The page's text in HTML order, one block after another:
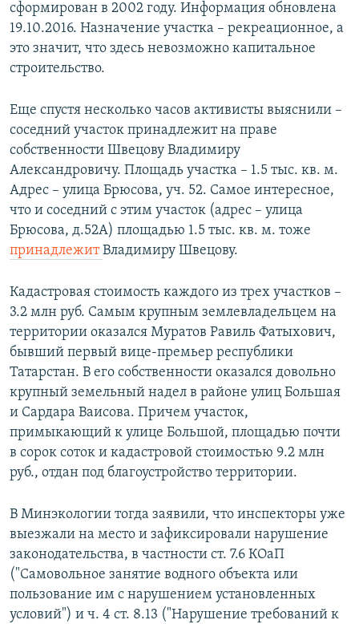
сформирован в 2002 году. Информация обновлена
19.10.2016. Назначение участка – рекреационное, а
это значит, что здесь невозможно капитальное
строительство.
Еще спустя несколько часов активисты выяснили –
соседний участок принадлежит на праве
собственности Швецову Владимиру
Александровичу. Площадь участка – 1.5 тыс. кв. м.
Адрес – улица Брюсова, уч. 52. Самое интересное,
что и соседний с этим участок (адрес – улица
Брюсова, д.52А) площадью 1.5 тыс. кв. м. тоже
принадлежитВладимиру Швецову.
Кадастровая стоимость каждого из трех участков –
3.2 млн руб. Самым крупным землевладельцем на
территории оказался Муратов Равиль Фатыхович,
бывший первый вице-премьер республики
Татарстан. В его собственности оказался довольно
крупный земельный надел в районе улиц Большая
и Сардара Ваисова. Причем участок,
примыкающий к улице Большой, площадью почти
в сорок соток и кадастровой стоимостью 9.2 млн
руб., отдан под благоустройство территории.
В Минэкологии тогда заявили, что инспекторы уже
выезжали на место и зафиксировали нарушение
законодательства, в частности ст. 7.6 КОаП
("Самовольное занятие водного объекта или
пользование им с нарушением установленных
условий") и ч. 4 ст. 8.13 ("Нарушение требований к